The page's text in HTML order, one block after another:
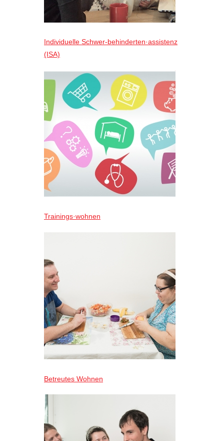
Individuelle Schwer-behinderten·assistenz
(ISA)
Trainings·wohnen
Betreutes Wohnen